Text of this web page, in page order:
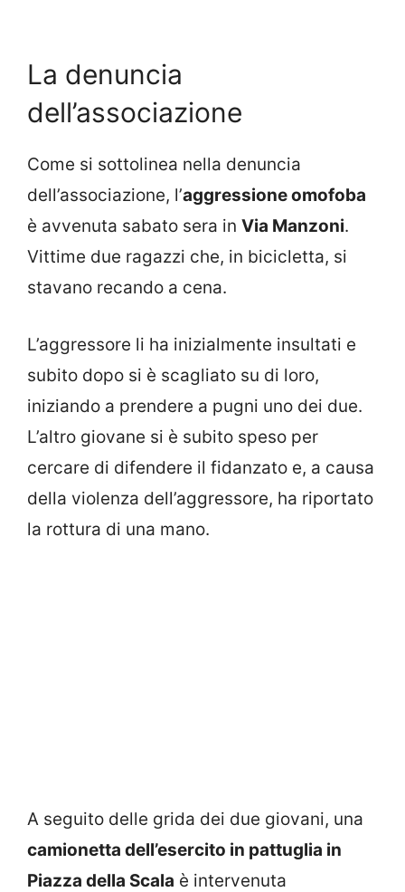
La denuncia
dell’associazione
Come si sottolinea nella denuncia
dell’associazione, l’aggressione omofoba
è avvenuta sabato sera in Via Manzoni.
Vittime due ragazzi che, in bicicletta, si
stavano recando a cena.
L’aggressore li ha inizialmente insultati e
subito dopo si è scagliato su di loro,
iniziando a prendere a pugni uno dei due.
L’altro giovane si è subito speso per
cercare di difendere il fidanzato e, a causa
della violenza dell’aggressore, ha riportato
la rottura di una mano.
A seguito delle grida dei due giovani, una
camionetta dell’esercito in pattuglia in
Piazza della Scala è intervenuta